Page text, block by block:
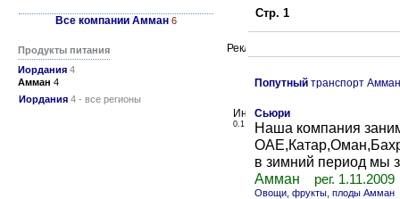
Все компании Амман 6
Продукты питания
Иордания 4
Амман 4
Иордания 4 - все регионы
Стр. 1
Попутный транспорт Амман
0.1
Сьюри
Наша компания
в зимний период мы
Амман
рег. 1.11.2009
Овощи, фрукты, плоды Амман